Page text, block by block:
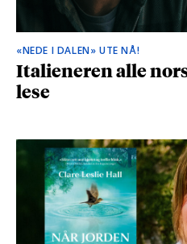
«NEDE I DALEN» UTE NÅ!
Italieneren alle
lese